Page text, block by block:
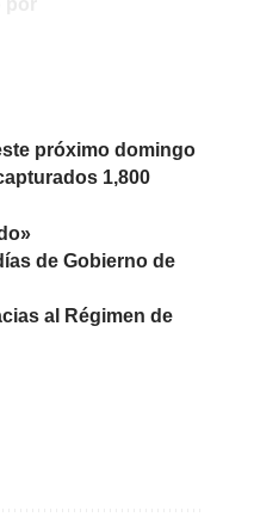
próximo domingo
1,800
de Gobierno de
al Régimen de